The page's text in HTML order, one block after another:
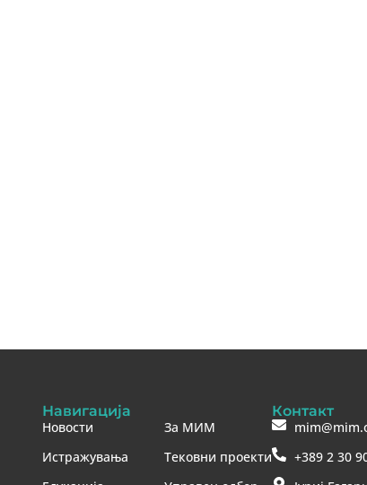
Навигација
Новости
Истражувања
За МИМ
Тековни проекти
Контакт
+389 2 30